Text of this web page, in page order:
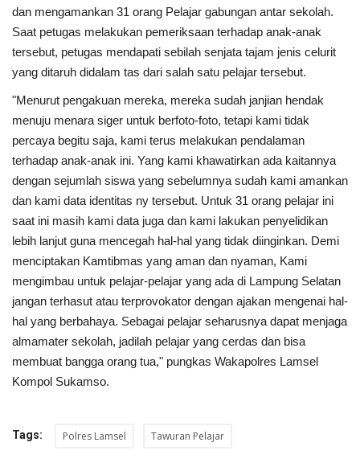
dan mengamankan 31 orang Pelajar gabungan antar sekolah.
Saat petugas melakukan pemeriksaan terhadap anak-anak
tersebut, petugas mendapati sebilah senjata tajam jenis celurit
yang ditaruh didalam tas dari salah satu pelajar tersebut.
"Menurut pengakuan mereka, mereka sudah janjian hendak
menuju menara siger untuk berfoto-foto, tetapi kami tidak
percaya begitu saja, kami terus melakukan pendalaman
terhadap anak-anak ini. Yang kami khawatirkan ada kaitannya
dengan sejumlah siswa yang sebelumnya sudah kami amankan
dan kami data identitas ny tersebut. Untuk 31 orang pelajar ini
saat ini masih kami data juga dan kami lakukan penyelidikan
lebih lanjut guna mencegah hal-hal yang tidak diinginkan. Demi
menciptakan Kamtibmas yang aman dan nyaman, Kami
mengimbau untuk pelajar-pelajar yang ada di Lampung Selatan
jangan terhasut atau terprovokator dengan ajakan mengenai hal-
hal yang berbahaya. Sebagai pelajar seharusnya dapat menjaga
almamater sekolah, jadilah pelajar yang cerdas dan bisa
membuat bangga orang tua," pungkas Wakapolres Lamsel
Kompol Sukamso.
Tags: Polres Lamsel Tawuran Pelajar